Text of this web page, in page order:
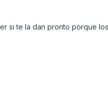
si te la dan pronto porque